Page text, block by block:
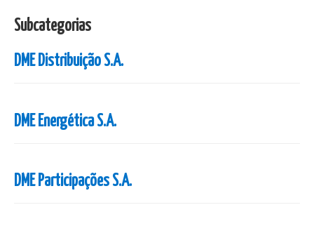
Subcategorias
DME Distribuição S.A.
DME Energética S.A.
DME Participações S.A.